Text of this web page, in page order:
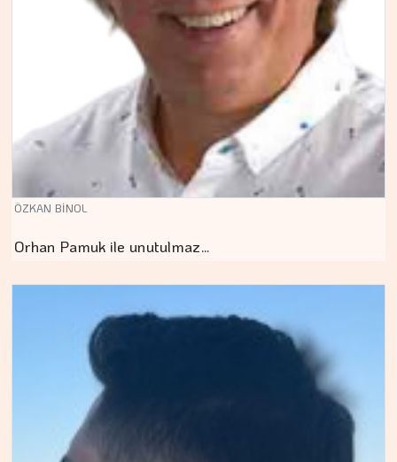
ÖZKAN BİNOL
Orhan Pamuk ile unutulmaz…